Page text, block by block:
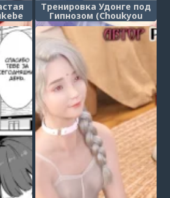
Тренировка Удонге под
Гипнозом (Choukyou
Saimin Udongein)